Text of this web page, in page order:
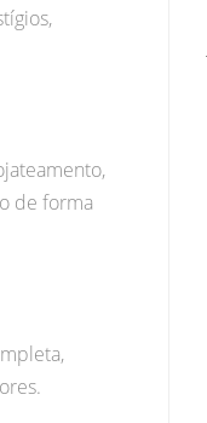
de forma